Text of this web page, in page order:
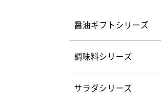
醤油ギフトシリーズ
調味料シリーズ
サラダシリーズ